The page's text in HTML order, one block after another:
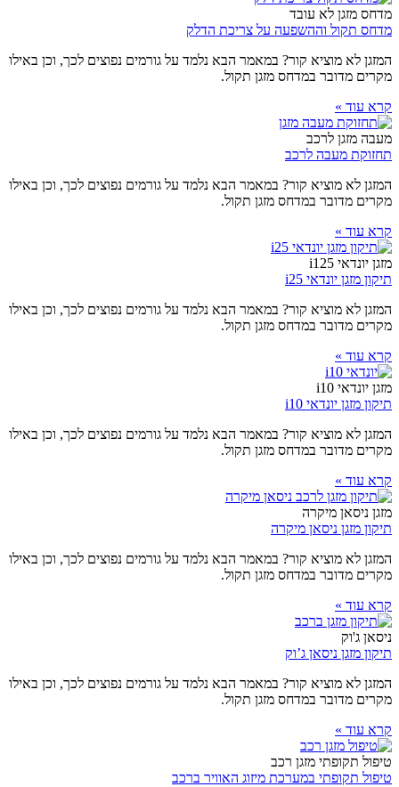
מדחס מזגן לא עובד
מדחס תקול וההשפעה על צריכת הדלק
המזגן לא מוציא קור? במאמר הבא נלמד על גורמים נפוצים לכך, וכן באילו
מקרים מדובר במדחס מזגן תקול.
קרא עוד »
מעבה מזגן לרכב
תחזוקת מעבה לרכב
המזגן לא מוציא קור? במאמר הבא נלמד על גורמים נפוצים לכך, וכן באילו
מקרים מדובר במדחס מזגן תקול.
קרא עוד »
מזגן יונדאי i125
תיקון מזגן יונדאי i25
המזגן לא מוציא קור? במאמר הבא נלמד על גורמים נפוצים לכך, וכן באילו
מקרים מדובר במדחס מזגן תקול.
קרא עוד »
מזגן יונדאי i10
תיקון מזגן יונדאי i10
המזגן לא מוציא קור? במאמר הבא נלמד על גורמים נפוצים לכך, וכן באילו
מקרים מדובר במדחס מזגן תקול.
קרא עוד »
מזגן ניסאן מיקרה
תיקון מזגן ניסאן מיקרה
המזגן לא מוציא קור? במאמר הבא נלמד על גורמים נפוצים לכך, וכן באילו
מקרים מדובר במדחס מזגן תקול.
קרא עוד »
ניסאן ג'וק
תיקון מזגן ניסאן ג’וק
המזגן לא מוציא קור? במאמר הבא נלמד על גורמים נפוצים לכך, וכן באילו
מקרים מדובר במדחס מזגן תקול.
קרא עוד »
טיפול תקופתי מזגן רכב
טיפול תקופתי במערכת מיזוג האוויר ברכב